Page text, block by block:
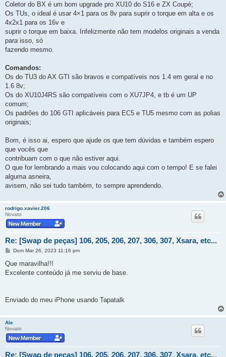
Coletor do BX é um bom upgrade pro XU10 do S16 e ZX Coupé;
Os TUs, o ideal é usar 4×1 para os 8v para suprir o torque em alta e os
4x2x1 para os 16v e
suprir o torque em baixa. Infelizmente não tem modelos originais a venda
para isso, só
fazendo mesmo.
Comandos:
Os do TU3 do AX GTI são bravos e compatíveis nos 1.4 em geral e no
1.6 8v;
Os do XU10J4RS são compatíveis com o XU7JP4, e tb é um UP
comum;
Os padrões do 106 GTI aplicáveis para EC5 e TU5 mesmo com as polias
originais;
Bom, é isso ai, espero que ajude os que tem dúvidas e também espero
que vocês que
contribuam com o que não estiver aqui.
O que for lembrando a mais vou colocando aqui com o tempo! E se falei
alguma asneira,
avisem, não sei tudo também, to sempre aprendendo.
rodrigo.xavier.206
Novato
Re: [Swap de peças] 106, 205, 206, 207, 306, 307, Xsara, etc...
M
n
a
Dom Mar 26, 2023 11:16 pm
Que maravilha!!!
Excelente conteúdo já me serviu de base.
Enviado do meu iPhone usando Tapatalk
Ale
Novato
Re: [Swap de peças] 106, 205, 206, 207, 306, 307, Xsara, etc...